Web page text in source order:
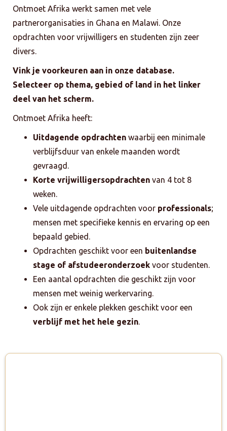
Ontmoet Afrika werkt samen met vele
partnerorganisaties in Ghana en Malawi. Onze
opdrachten voor vrijwilligers en studenten zijn zeer
divers.
Vink je voorkeuren aan in onze database.
Selecteer op thema, gebied of land in het linker
deel van het scherm.
Ontmoet Afrika heeft:
Uitdagende opdrachten waarbij een minimale
verblijfsduur van enkele maanden wordt
gevraagd.
Korte vrijwilligersopdrachten van 4 tot 8
weken.
Vele uitdagende opdrachten voor professionals;
mensen met specifieke kennis en ervaring op een
bepaald gebied.
Opdrachten geschikt voor een buitenlandse
stage of afstudeeronderzoek voor studenten.
Een aantal opdrachten die geschikt zijn voor
mensen met weinig werkervaring.
Ook zijn er enkele plekken geschikt voor een
verblijf met het hele gezin.